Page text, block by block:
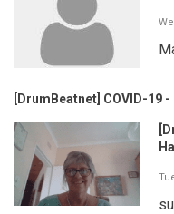
[DrumBeatnet] COVID-19